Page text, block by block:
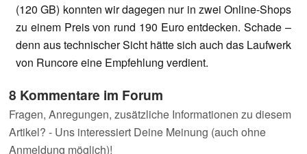
(120 GB) konnten wir dagegen nur in zwei Online-Shops
zu einem Preis von rund 190 Euro entdecken. Schade –
denn aus technischer Sicht hätte sich auch das Laufwerk
von Runcore eine Empfehlung verdient.
8 Kommentare im Forum
Fragen, Anregungen, zusätzliche Informationen zu diesem
Artikel? - Uns interessiert Deine Meinung (auch ohne
Anmeldung möglich)!